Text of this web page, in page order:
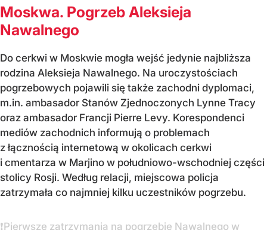
Moskwa. Pogrzeb Aleksieja
Nawalnego
Do cerkwi w Moskwie mogła wejść jedynie najbliższa
rodzina Aleksieja Nawalnego. Na uroczystościach
pogrzebowych pojawili się także zachodni dyplomaci,
m.in. ambasador Stanów Zjednoczonych Lynne Tracy
oraz ambasador Francji Pierre Levy. Korespondenci
mediów zachodnich informują o problemach
z łącznością internetową w okolicach cerkwi
i cmentarza w Marjino w południowo-wschodniej części
stolicy Rosji. Według relacji, miejscowa policja
zatrzymała co najmniej kilku uczestników pogrzebu.
❗️Pierwsze zatrzymania na pogrzebie Nawalnego w